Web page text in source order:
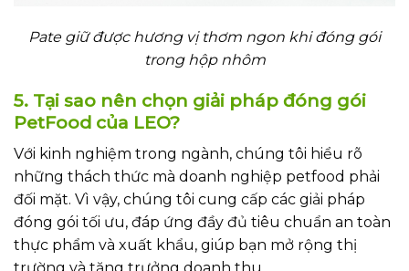
Pate giữ được hương vị thơm ngon khi đóng gói
trong hộp nhôm
5. Tại sao nên chọn giải pháp đóng gói
PetFood của LEO?
Với kinh nghiệm trong ngành, chúng tôi hiểu rõ
những thách thức mà doanh nghiệp petfood phải
đối mặt. Vì vậy, chúng tôi cung cấp các giải pháp
đóng gói tối ưu, đáp ứng đầy đủ tiêu chuẩn an toàn
thực phẩm và xuất khẩu, giúp bạn mở rộng thị